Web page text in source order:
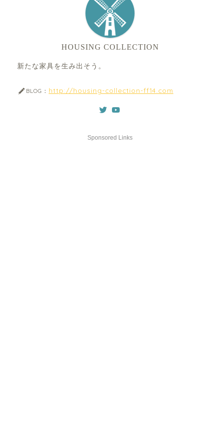
HOUSING COLLECTION
新たな家具を生み出そう。
BLOG： http://housing-collection-ff14.com
Sponsored Links